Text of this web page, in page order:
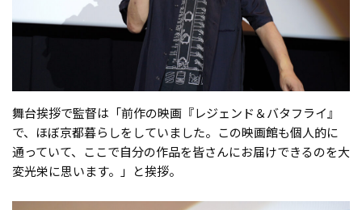
舞台挨拶で監督は「前作の映画『レジェンド＆バタフライ』
で、ほぼ京都暮らしをしていました。この映画館も個人的に
通っていて、ここで自分の作品を皆さんにお届けできるのを大
変光栄に思います。」と挨拶。